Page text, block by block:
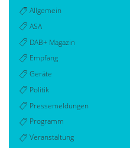
Allgemein
ASA
DAB+ Magazin
Empfang
Geräte
Politik
Pressemeldungen
Programm
Veranstaltung